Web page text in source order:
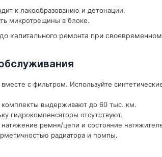
к лакообразованию и детонации.
микротрещины в блоке.
капитального ремонта при
с фильтром. Используйте
выдерживают до 60 тыс. км.
гидрокомпенсаторы отсутствуют.
ремня/цепи и состояние
радиатора и помпы.